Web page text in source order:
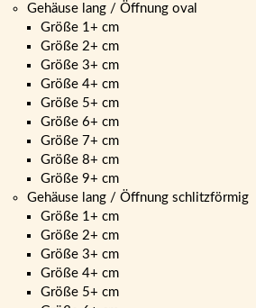
Gehäuse lang / Öffnung oval
Größe 1+ cm
Größe 2+ cm
Größe 3+ cm
Größe 4+ cm
Größe 5+ cm
Größe 6+ cm
Größe 7+ cm
Größe 8+ cm
Größe 9+ cm
Gehäuse lang / Öffnung schlitzförmig
Größe 1+ cm
Größe 2+ cm
Größe 3+ cm
Größe 4+ cm
Größe 5+ cm